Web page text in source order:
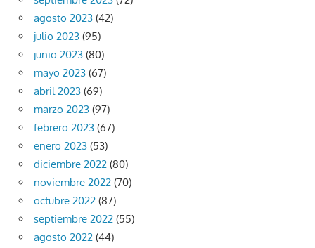
agosto 2023 (42)
julio 2023 (95)
junio 2023 (80)
mayo 2023 (67)
abril 2023 (69)
marzo 2023 (97)
febrero 2023 (67)
enero 2023 (53)
diciembre 2022 (80)
noviembre 2022 (70)
octubre 2022 (87)
septiembre 2022 (55)
agosto 2022 (44)